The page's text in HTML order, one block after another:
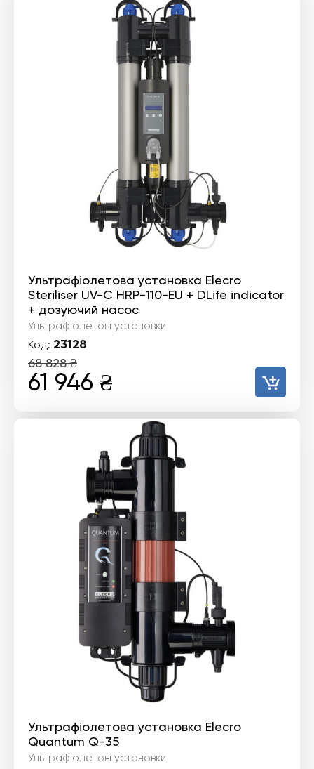
Ультрафіолетова установка Elecro
Steriliser UV-C HRP-110-EU + DLife indicator
+ дозуючий насос
Ультрафіолетові установки
Код: 23128
68 828₴
Оригінальна
ціна:
828 ₴.
61 946 ₴
ціна:
61
946 ₴.
Ультрафіолетова установка Elecro
Quantum Q-35
Ультрафіолетові установки